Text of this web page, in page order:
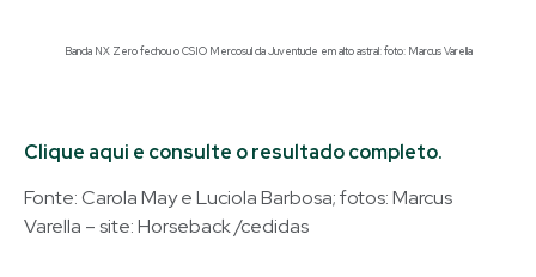
Banda NX Zero fechou o CSIO Mercosul da Juventude em alto astral: foto: Marcus Varella
Clique aqui e consulte o resultado completo.
Fonte: Carola May e Luciola Barbosa; fotos: Marcus
Varella – site: Horseback /cedidas